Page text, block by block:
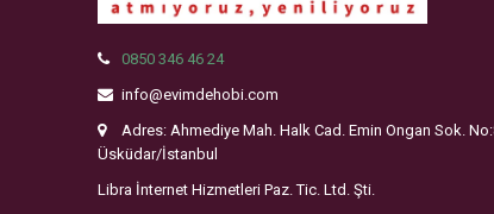
0850 346 46 24
info@evimdehobi.com
Adres: Ahmediye Mah. Halk Cad. Emin Ongan Sok.
Üsküdar/İstanbul
Libra İnternet Hizmetleri Paz. Tic. Ltd. Şti.